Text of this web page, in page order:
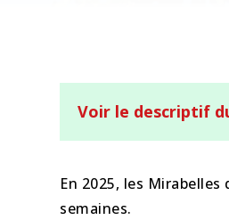
Voir le descriptif
En 2025, les
semaines.